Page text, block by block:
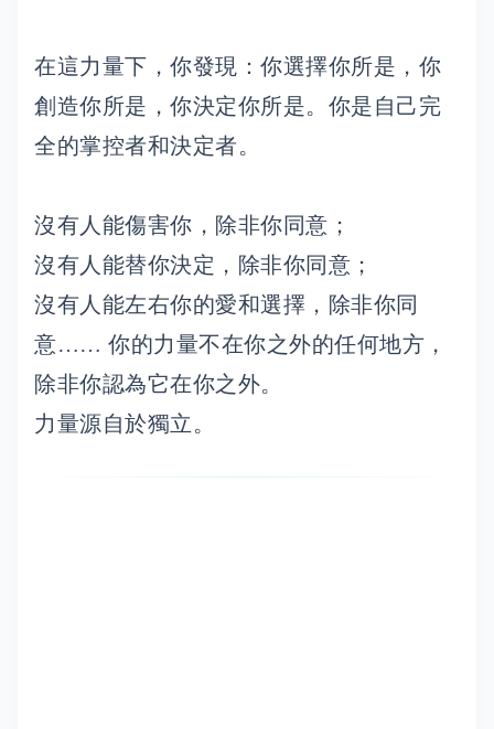
在這力量下，你發現：你選擇你所是，你
創造你所是，你決定你所是。你是自己完
全的掌控者和決定者。
沒有人能傷害你，除非你同意；
沒有人能替你決定，除非你同意；
沒有人能左右你的愛和選擇，除非你同
意…… 你的力量不在你之外的任何地方，
除非你認為它在你之外。
力量源自於獨立。